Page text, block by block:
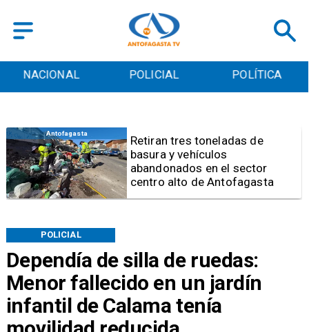
POLICIAL POLÍTICA CULTURA
Dependía de silla de ruedas:
Menor fallecido en un jardín
infantil de Calama tenía
POLICIAL
Salud
Bajo el estándar: Hospitales de
Antofagasta y Calama no
cumplen con indicadores de
gestión del Minsal